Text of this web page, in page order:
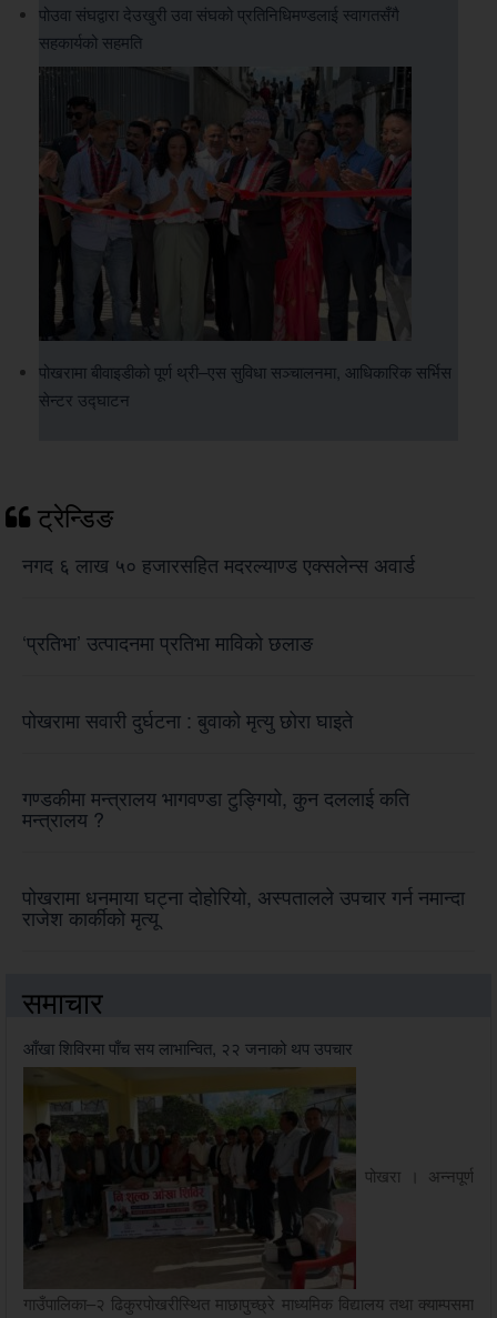
पोउवा संघद्वारा देउखुरी उवा संघको प्रतिनिधिमण्डलाई स्वागतसँगै
सहकार्यको सहमति
पोखरामा बीवाइडीको पूर्ण थ्री–एस सुविधा सञ्चालनमा, आधिकारिक सर्भिस
सेन्टर उद्घाटन
ट्रेन्डिङ
नगद ६ लाख ५० हजारसहित मदरल्याण्ड एक्सलेन्स अवार्ड
‘प्रतिभा’ उत्पादनमा प्रतिभा माविको छलाङ
पोखरामा सवारी दुर्घटना : बुवाको मृत्यु छोरा घाइते
गण्डकीमा मन्त्रालय भागवण्डा टुङ्गियो, कुन दललाई कति
मन्त्रालय ?
पोखरामा धनमाया घट्ना दोहोरियो, अस्पतालले उपचार गर्न नमान्दा
राजेश कार्कीको मृत्यू
समाचार
आँखा शिविरमा पाँच सय लाभान्वित, २२ जनाको थप उपचार
पोखरा । अन्नपूर्ण
गाउँपालिका–२ ढिकुरपोखरीस्थित माछापुच्छ्रे माध्यमिक विद्यालय तथा क्याम्पसमा